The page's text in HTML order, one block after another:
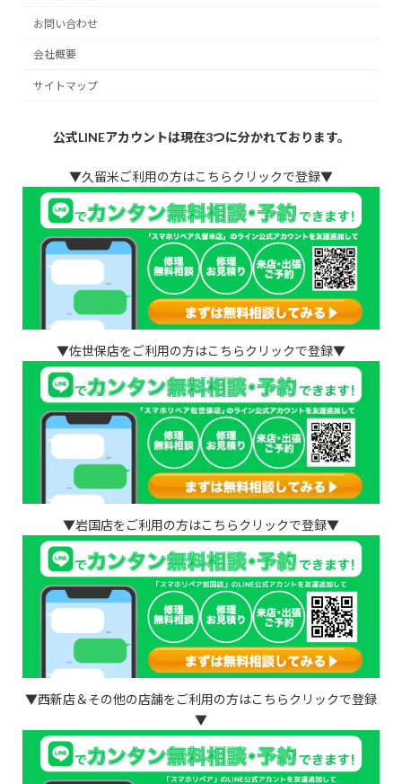
お問い合わせ
会社概要
サイトマップ
公式LINEアカウントは現在3つに分かれております。
▼久留米ご利用の方はこちらクリックで登録▼
▼佐世保店をご利用の方はこちらクリックで登録▼
▼岩国店をご利用の方はこちらクリックで登録▼
▼西新店＆その他の店舗をご利用の方はこちらクリックで登録
▼